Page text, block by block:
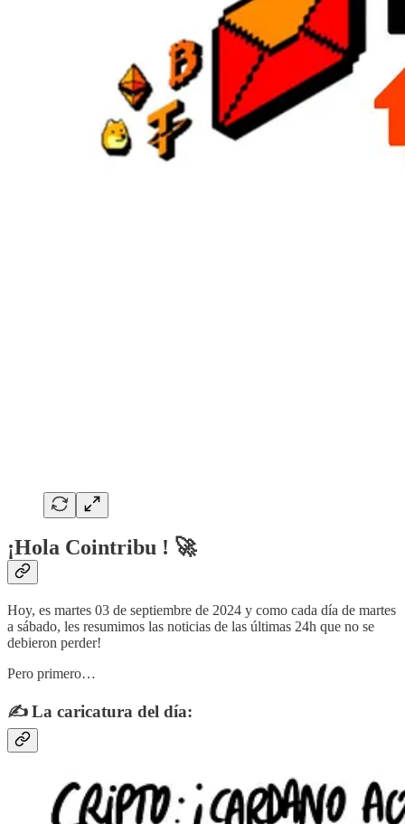
¡Hola Cointribu ! 🚀
Hoy, es martes 03 de septiembre de 2024 y como cada día de martes
a sábado, les resumimos las noticias de las últimas 24h que no se
debieron perder!
Pero primero…
✍️ La caricatura del día: